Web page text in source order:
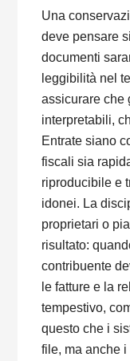
Una
deve pensare
documenti
leggibilità nel
assicurare che
interpretabili,
Entrate siano
fiscali sia
riproducibile e
idonei. La
proprietari o
risultato:
contribuente
le fatture e la
tempestivo,
questo che i
file, ma anche